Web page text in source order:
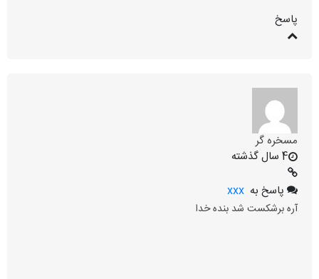
پاسخ
مسخره گر
4 سال گذشته
پاسخ به xxx
آره برشکست شد بنده خدا